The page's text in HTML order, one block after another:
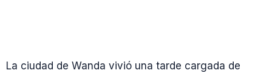
La ciudad de Wanda vivió una tarde cargada de